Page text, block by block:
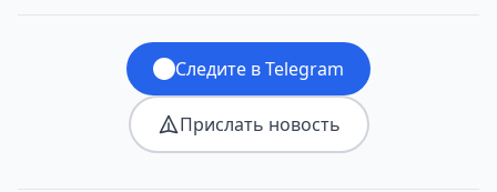
Следите в Telegram
Прислать новость